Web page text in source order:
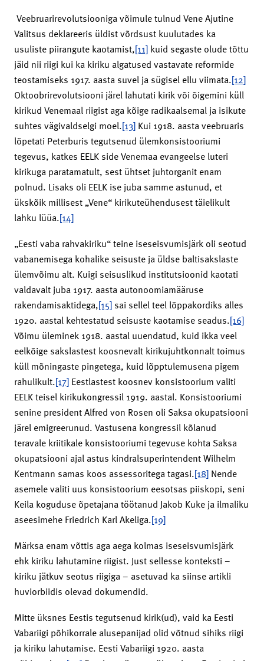
Veebruarirevolutsiooniga võimule tulnud Vene Ajutine
Valitsus deklareeris üldist võrdsust kuulutades ka
usuliste piirangute kaotamist,[11] kuid segaste olude tõttu
jäid nii riigi kui ka kiriku algatused vastavate reformide
teostamiseks 1917. aasta suvel ja sügisel ellu viimata.[12]
Oktoobrirevolutsiooni järel lahutati kirik või õigemini küll
kirikud Venemaal riigist aga kõige radikaalsemal ja isikute
suhtes vägivaldselgi moel.[13] Kui 1918. aasta veebruaris
lõpetati Peterburis tegutsenud ülemkonsistooriumi
tegevus, katkes EELK side Venemaa evangeelse luteri
kirikuga paratamatult, sest ühtset juhtorganit enam
polnud. Lisaks oli EELK ise juba samme astunud, et
ükskõik millisest „Vene“ kirikuteühendusest täielikult
lahku lüüa.[14]
„Eesti vaba rahvakiriku“ teine iseseisvumisjärk oli seotud
vabanemisega kohalike seisuste ja üldse baltisakslaste
ülemvõimu alt. Kuigi seisuslikud institutsioonid kaotati
valdavalt juba 1917. aasta autonoomiamääruse
rakendamisaktidega,[15] sai sellel teel lõppakordiks alles
1920. aastal kehtestatud seisuste kaotamise seadus.[16]
Võimu üleminek 1918. aastal uuendatud, kuid ikka veel
eelkõige sakslastest koosnevalt kirikujuhtkonnalt toimus
küll mõningaste pingetega, kuid lõpptulemusena pigem
rahulikult.[17] Eestlastest koosnev konsistoorium valiti
EELK teisel kirikukongressil 1919. aastal. Konsistooriumi
senine president Alfred von Rosen oli Saksa okupatsiooni
järel emigreerunud. Vastusena kongressil kõlanud
teravale kriitikale konsistooriumi tegevuse kohta Saksa
okupatsiooni ajal astus kindralsuperintendent Wilhelm
Kentmann samas koos assessoritega tagasi.[18] Nende
asemele valiti uus konsistoorium eesotsas piiskopi, seni
Keila koguduse õpetajana töötanud Jakob Kuke ja ilmaliku
aseesimehe Friedrich Karl Akeliga.[19]
Märksa enam võttis aga aega kolmas iseseisvumisjärk
ehk kiriku lahutamine riigist. Just sellesse konteksti –
kiriku jätkuv seotus riigiga – asetuvad ka siinse artikli
huviorbiidis olevad dokumendid.
Mitte üksnes Eestis tegutsenud kirik(ud), vaid ka Eesti
Vabariigi põhikorrale alusepanijad olid võtnud sihiks riigi
ja kiriku lahutamise. Eesti Vabariigi 1920. aasta